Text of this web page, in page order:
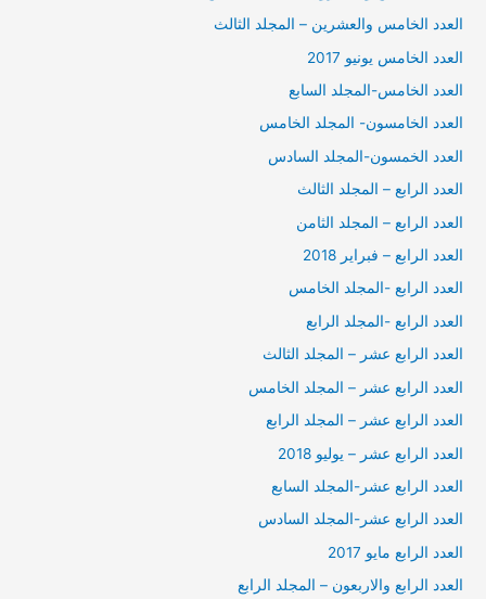
العدد الخامس والعشرين – المجلد الثالث
العدد الخامس يونيو 2017
العدد الخامس-المجلد السابع
العدد الخامسون- المجلد الخامس
العدد الخمسون-المجلد السادس
العدد الرابع – المجلد الثالث
العدد الرابع – المجلد الثامن
العدد الرابع – فبراير 2018
العدد الرابع -المجلد الخامس
العدد الرابع -المجلد الرابع
العدد الرابع عشر – المجلد الثالث
العدد الرابع عشر – المجلد الخامس
العدد الرابع عشر – المجلد الرابع
العدد الرابع عشر – يوليو 2018
العدد الرابع عشر-المجلد السابع
العدد الرابع عشر-المجلد السادس
العدد الرابع مايو 2017
العدد الرابع والاربعون – المجلد الرابع